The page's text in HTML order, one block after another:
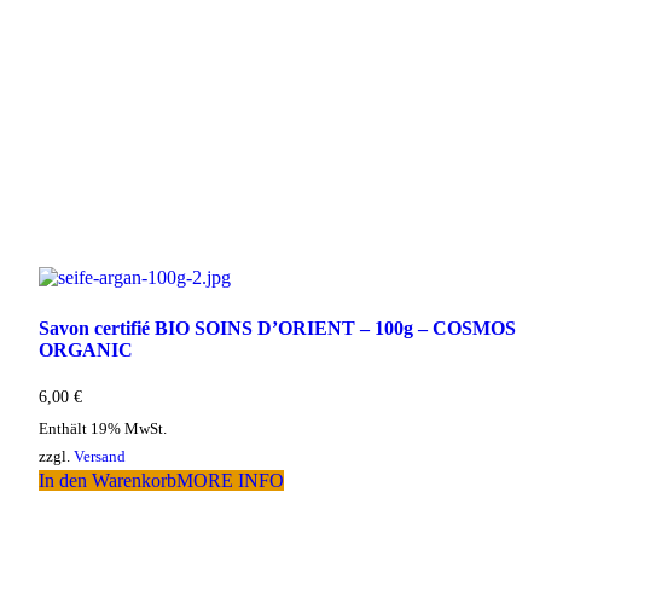
Savon certifié BIO SOINS D’ORIENT – 100g – COSMOS
ORGANIC
6,00 €
Enthält 19% MwSt.
zzgl. Versand
In den WarenkorbMORE INFO